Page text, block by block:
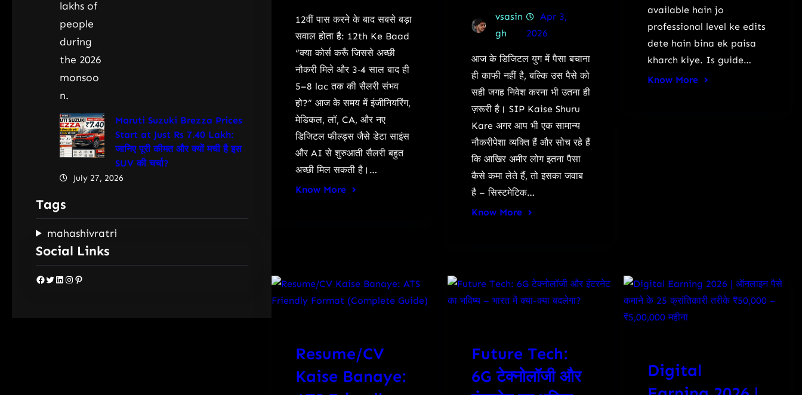
Maruti Suzuki Brezza Prices
Start at Just Rs 7.40 Lakh:
जानिए पूरी कीमत और क्यों मची है इस
SUV की चर्चा?
July 27, 2026
Tags
mahashivratri
Social Links
Facebook Twitter LinkedIn Instagram Pinterest
12वीं पास करने के बाद सबसे बड़ा
सवाल होता है: 12th Ke Baad
“क्या कोर्स करूँ जिससे अच्छी
नौकरी मिले और 3‑4 साल बाद ही
5–8 lac तक की सैलरी संभव
हो?” आज के समय में इंजीनियरिंग,
मेडिकल, लॉ, CA, और नए
डिजिटल फील्ड्स जैसे डेटा साइंस
और AI से शुरुआती सैलरी बहुत
अच्छी मिल सकती है।…
Know More
vsasin
gh
Apr 3,
2026
आज के डिजिटल युग में पैसा बचाना
ही काफी नहीं है, बल्कि उस पैसे को
सही जगह निवेश करना भी उतना ही
ज़रूरी है। SIP Kaise Shuru
Kare अगर आप भी एक सामान्य
नौकरीपेशा व्यक्ति हैं और सोच रहे हैं
कि आखिर अमीर लोग इतना पैसा
कैसे कमा लेते हैं, तो इसका जवाब
है – सिस्टमेटिक…
Know More
available hain jo
professional level ke edits
dete hain bina ek paisa
kharch kiye. Is guide…
Know More
Resume/CV
Kaise Banaye:
Future Tech:
6G टेक्नोलॉजी और
Digital